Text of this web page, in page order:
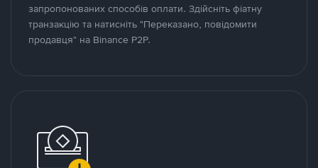
запропонованих способів оплати. Здійсніть фіатну
транзакцію та натисніть "Переказано, повідомити
продавця" на Binance P2P.